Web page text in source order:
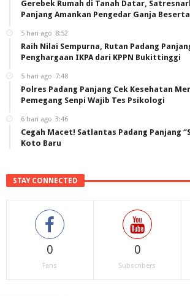
Gerebek Rumah di Tanah Datar,
Panjang Amankan Pengedar Ganja
5 hari ago 8:52
Raih Nilai Sempurna, Rutan Padang
Penghargaan IKPA dari KPPN Bukittinggi
5 hari ago 7:48
Polres Padang Panjang Cek Kesehatan
Pemegang Senpi Wajib Tes Psikologi
6 hari ago 3:46
Cegah Macet! Satlantas Padang Panjang
Koto Baru
STAY CONNECTED
0
Fans
0
Subscribers